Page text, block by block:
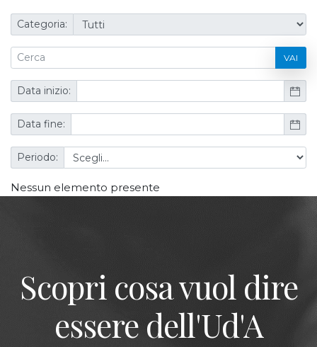
Categoria:
VAI
Data inizio:
Data fine:
Periodo:
Nessun elemento presente
Scopri cosa vuol dire
essere dell'Ud'A